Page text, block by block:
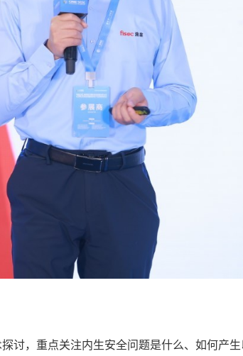
讨，重点关注内生安全问题是什么、如何产